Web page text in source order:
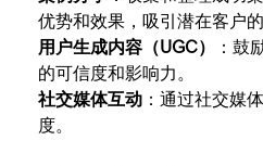
优势和效果，吸引潜在客户的
用户生成内容（UGC）
：鼓
的可信度和影响力。
社交媒体互动 ：通过社交媒
度。